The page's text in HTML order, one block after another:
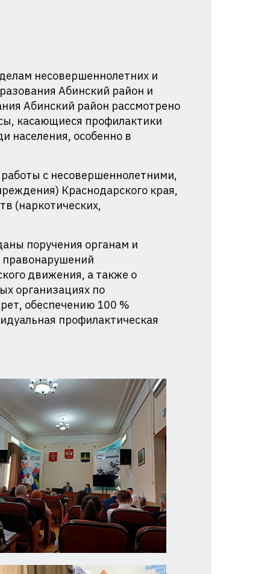
несовершеннолетних и
Абинский район и
Абинский район рассмотрено
касающиеся профилактики
населения, особенно в
с несовершеннолетними,
Краснодарского края,
(наркотических,
поручения органам и
движения, а также о
организациях по
обеспечению 100 %
профилактическая